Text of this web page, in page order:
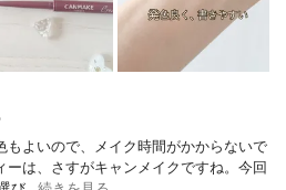
もよいので、メイク時間がかからないで
は、さすがキャンメイクですね。今回